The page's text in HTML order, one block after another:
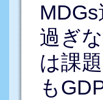
過ぎ
は課
も